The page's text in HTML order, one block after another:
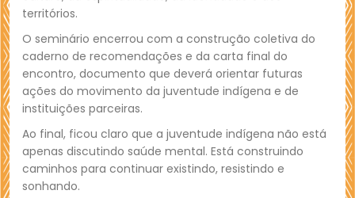
territórios.
O seminário encerrou com a construção coletiva do
caderno de recomendações e da carta final do
encontro, documento que deverá orientar futuras
ações do movimento da juventude indígena e de
instituições parceiras.
Ao final, ficou claro que a juventude indígena não está
apenas discutindo saúde mental. Está construindo
caminhos para continuar existindo, resistindo e
sonhando.